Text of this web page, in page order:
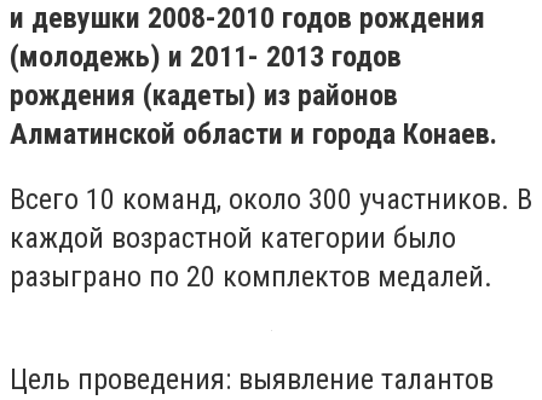
и девушки 2008-2010 годов рождения
(молодежь) и 2011- 2013 годов
рождения (кадеты) из районов
Алматинской области и города Конаев.
Всего 10 команд, около 300 участников. В
каждой возрастной категории было
разыграно по 20 комплектов медалей.
Цель проведения: выявление талантов